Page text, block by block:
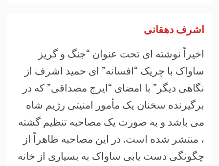
اشرف دهقانی
اخیراً نوشته ای تحت عنوان “جنگ و گریز
ساواک با چریک “افسانه” ای حمید اشرف از
نگاهی دیگر” با امضای “ایرج مصداقی” که در
برگیرنده سخنان یک مأمور امنیتی رژیم شاه
می باشد و به صورت یک مصاحبه تنظیم گشته
، منتشر شده است. در این مصاحبه ظاهراً از
چگونگی دست یابی ساواک به بسیاری از خانه